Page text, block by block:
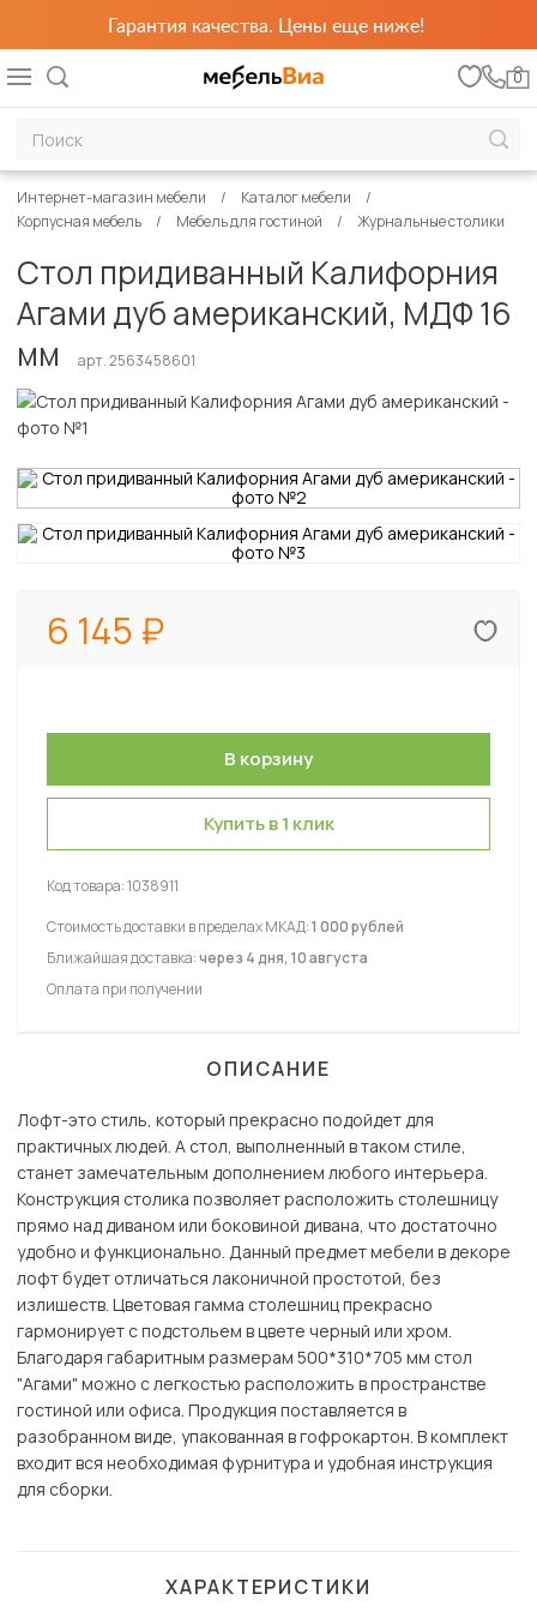
Гарантия качества. Цены еще ниже!
0
Интернет-магазин мебели
Каталог мебели
Корпусная мебель
Мебель для гостиной Журнальные столики
Стол придиванный Калифорния
Агами дуб американский, МДФ 16
мм
арт. 2563458601
6 145
Купить в 1 клик
Код товара:1038911
Стоимость доставки в пределах МКАД:1 000 рублей
Ближайшая доставка:через 4 дня, 10 августа
Оплата при получении
ОПИСАНИЕ
Лофт-это стиль, который прекрасно подойдет для
практичных людей. А стол, выполненный в таком стиле,
станет замечательным дополнением любого интерьера.
Конструкция столика позволяет расположить столешницу
прямо над диваном или боковиной дивана, что достаточно
удобно и функционально. Данный предмет мебели в декоре
лофт будет отличаться лаконичной простотой, без
излишеств. Цветовая гамма столешниц прекрасно
гармонирует с подстольем в цвете черный или хром.
Благодаря габаритным размерам 500*310*705 мм стол
"Агами" можно с легкостью расположить в пространстве
гостиной или офиса. Продукция поставляется в
разобранном виде, упакованная в гофрокартон. В комплект
входит вся необходимая фурнитура и удобная инструкция
для сборки.
ХАРАКТЕРИСТИКИ